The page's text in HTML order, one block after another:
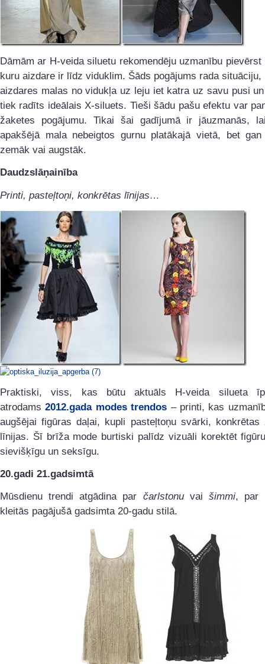
Dāmām ar H-veida siluetu rekomendēju uzmanību pievērst
kuru aizdare ir līdz viduklim. Šāds pogājums rada situāciju,
aizdares malas no vidukļa uz leju iet katra uz savu pusi
tiek radīts ideālais X-siluets. Tieši šādu pašu efektu var
žaketes pogājumu. Tikai šai gadījumā ir jāuzmanās,
apakšējā mala nebeigtos gurnu platākajā vietā, bet
zemāk vai augstāk.
Daudzslāņainība
Printi, pasteļtoņi, konkrētas līnijas…
Praktiski, viss, kas būtu aktuāls H-veida silueta
atrodams 2012.gada modes trendos – printi, kas
augšējai figūras daļai, kupli pasteļtoņu svārki, konkrētas
līnijas. Šī brīža mode burtiski palīdz vizuāli korektēt
sievišķīgu un seksīgu.
20.gadi 21.gadsimtā
Mūsdienu trendi atgādina par čarlstonuvai šimmi, par
kleitās pagājušā gadsimta 20-gadu stilā.